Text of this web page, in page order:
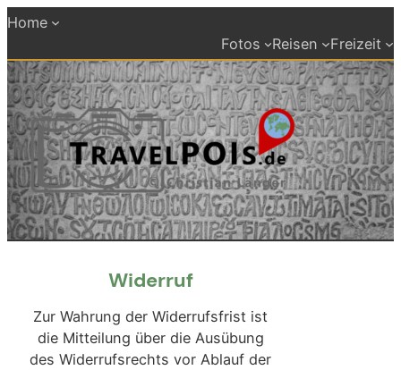
Zum
springen
Home
Fotos
Reisen Freizeit
Widerruf
Zur Wahrung der Widerrufsfrist ist
die Mitteilung über die Ausübung
des Widerrufsrechts vor Ablauf der